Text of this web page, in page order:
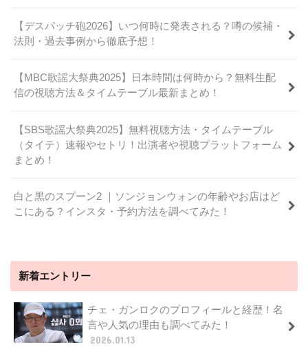
【デスパッチ砲2026】いつ何時に発表される？噂の候補・
法則・過去事例から徹底予想！
【MBC歌謡大祭典2025】日本時間は何時から？無料生配
信の視聴方法＆タイムテーブル最新まとめ！
【SBS歌謡大祭典2025】無料視聴方法・タイムテーブル
（タイテ）速報やセトリ！出演者や視聴プラットフォーム
まとめ！
白と黒のスプーン2 ｜ソンジョンウォンの年齢やお店はど
こにある？インスタ・予約方法を調べてみた！
新着エントリー
チェ・ガンロクのプロフィールと経歴！名
言や人気の理由も調べてみた！
2026.01.13